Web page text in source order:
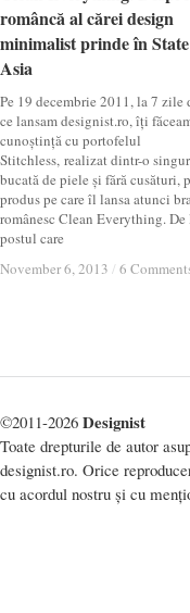
româncă al cărei design
minimalist prinde în
Asia
Pe 19 decembrie 2011, la 7 zile
ce lansam designist.ro, îți
cunoștință cu portofelul
Stitchless, realizat dintr-o
bucată de piele și fără cusături,
produs pe care îl lansa atunci
românesc Clean Everything. De
postul care
November 6, 2013 / 6
româncă al cărei design
minimalist prinde în
Asia
November 6, 2013 / 6
©2011-2026 Designist
Toate drepturile de autor
designist.ro. Orice
cu acordul nostru și cu